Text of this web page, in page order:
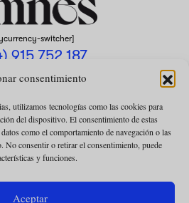
consentimiento
utilizamos tecnologías como las cookies para
del dispositivo. El consentimiento de estas
como el comportamiento de navegación o las
No consentir o retirar el consentimiento, puede
y funciones.
Aceptar
switcher]
915 752 187
DE PRIVACIDAD